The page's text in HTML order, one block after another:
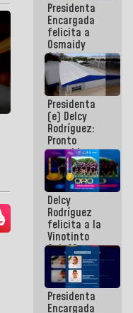
Presidenta
Encargada
felicita a
Osmaidy
Arias y
Giraly
Marcano por
hacer
historia en
los
Centroamericanos
Presidenta
(e) Delcy
Rodríguez:
Pronto
restableceremos
las
operaciones
en el
Aeropuerto
Internacional
de
Maiquetía
Delcy
Rodríguez
felicita a la
Vinotinto
Sub 20
campeona
frente
México Sub
23 en los
Centroamericanos
Presidenta
Encargada